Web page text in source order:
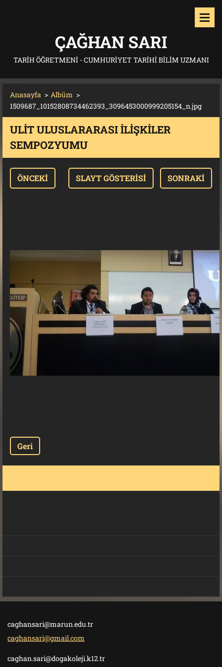
ÇAĞHAN SARI
TARIH ÖĞRETMENI - CUMHURIYET TARIHI BILIM UZMANI
Anasayfa > Albüm >
1509687_10152808734462393_3096453000999205154_n.jpg
ULİT ULUSLARARASI İLIŞKILER
SEMPOZYUMU
ÖNCEKI SLAYT GÖSTERISI SONRAKI
Geri
caghansari@marun.edu.tr
caghansari@gmail.com
caghan.sari@dogakoleji.k12.tr